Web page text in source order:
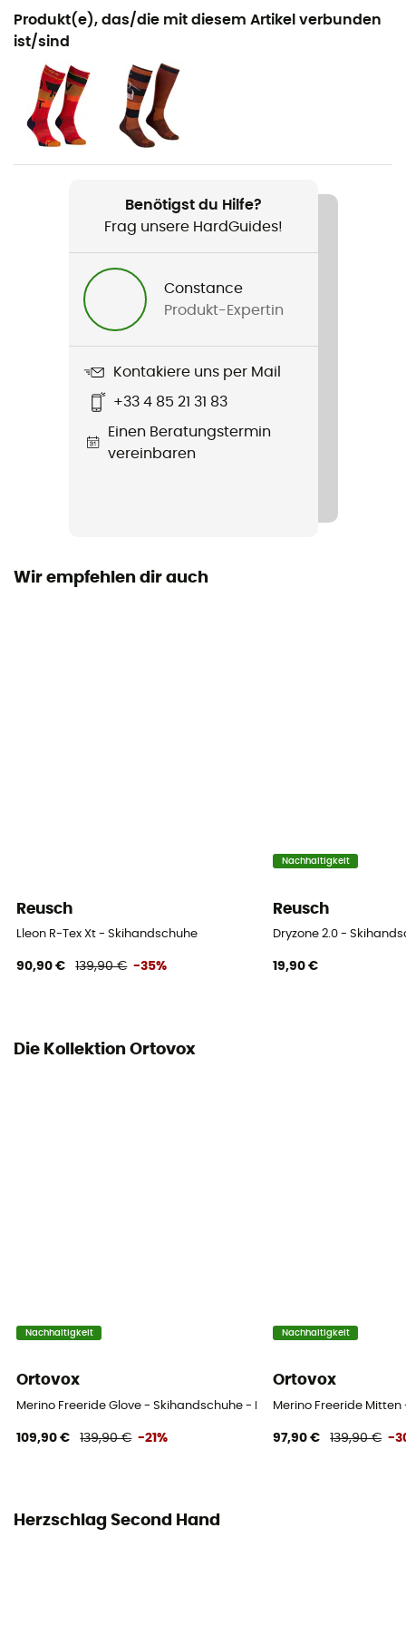
Geeignet für
Ski / Ski / Ski Freeride
Geschlecht
Herren
Produkt
Merino Freeride 3 Finger
Wasserdichtigkeit
Winddicht
Fair Wear Foundation / Ortovox Wool Promise (OWP)
Nein
Produkt(e), das/die mit diesem Artikel verbunden
ist/sind
Benötigst du Hilfe?
Frag unsere HardGuides!
Constance
Produkt-Expertin
Kontakiere uns per Mail
+33 4 85 21 31 83
Einen Beratungstermin
vereinbaren
Wir empfehlen dir auch
Reusch
Lleon R-Tex Xt - Skihandschuhe
90,90 € 139,90 € -35%
Nachhaltigkeit
Reusch
Dryzone 2.0 -
19,90 €
Die Kollektion Ortovox
Nachhaltigkeit
Ortovox
Merino Freeride Glove - Skihandschuhe - Herren
109,90 € 139,90 € -21%
Nachhaltigkeit
Ortovox
Merino Freeride
97,90 € 139,90 € -
Herzschlag Second Hand